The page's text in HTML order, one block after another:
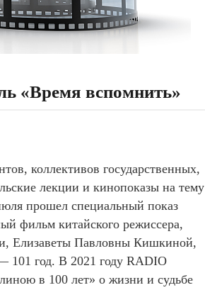
«Время вспомнить»
коллективов государственных,
лекции и кинопоказы на тему
прошел специальный показ
фильм китайского режиссера,
Елизаветы Павловны Кишкиной,
101 год. В 2021 году RADIO
в 100 лет» о жизни и судьбе